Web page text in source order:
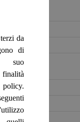
da
di
suo